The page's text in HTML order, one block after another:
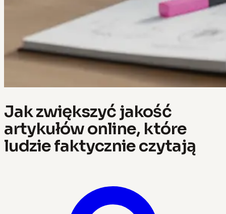
Jak zwiększyć jakość
artykułów online, które
ludzie faktycznie czytają